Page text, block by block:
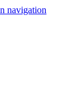
navigation